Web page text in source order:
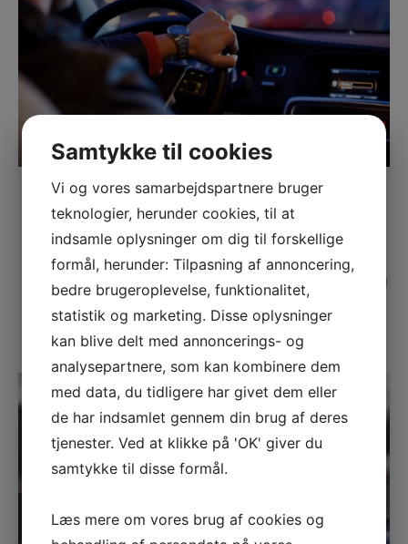
Flytning og Transport
Generhvevelse af kørekort Hvidovre
Posted
on
14. november 2018
Bekymrer du dig om kørekortpriserne? Det forstår jeg
godt. Det er et stort puslespil at få til at gå op, når
man gerne vil erhverve …
Samtykke til cookies
Vi og vores samarbejdspartnere bruger
teknologier, herunder cookies, til at
indsamle oplysninger om dig til forskellige
formål, herunder: Tilpasning af annoncering,
bedre brugeroplevelse, funktionalitet,
statistik og marketing. Disse oplysninger
kan blive delt med annoncerings- og
analysepartnere, som kan kombinere dem
med data, du tidligere har givet dem eller
de har indsamlet gennem din brug af deres
tjenester. Ved at klikke på 'OK' giver du
samtykke til disse formål.
Læs mere om vores brug af cookies og